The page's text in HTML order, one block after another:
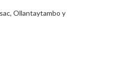
Ollantaytambo y